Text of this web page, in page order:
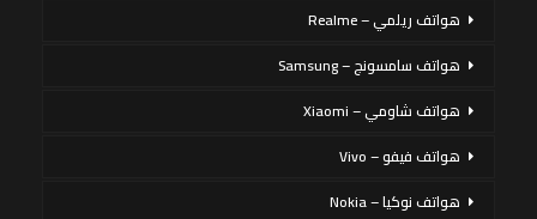
هواتف ريلمي – Realme
هواتف سامسونج – Samsung
هواتف شاومي – Xiaomi
هواتف فيفو – Vivo
هواتف نوكيا – Nokia